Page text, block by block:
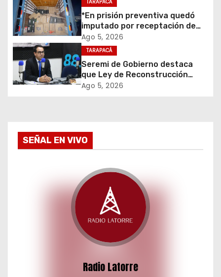
e
e
n
t
d
desuso en Iquique
TARAPACÁ
*En prisión preventiva quedó
imputado por receptación de
cigarrillos avaluados en $1.600
millones*
Ago 5, 2026
TARAPACÁ
Seremi de Gobierno destaca
que Ley de Reconstrucción
Nacional impulsará la inversión
Ago 5, 2026
SEÑAL EN VIVO